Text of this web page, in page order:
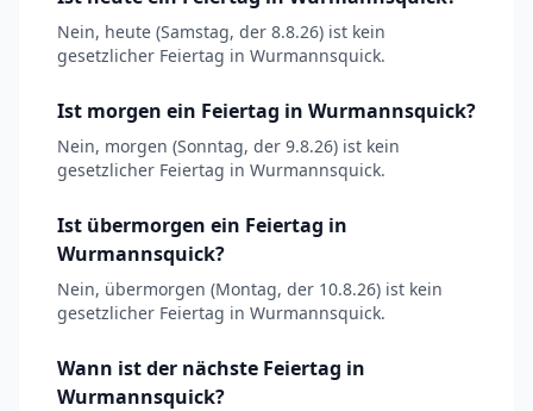
Nein, heute (Samstag, der 8.8.26) ist kein
gesetzlicher Feiertag in Wurmannsquick.
Ist morgen ein Feiertag in Wurmannsquick?
Nein, morgen (Sonntag, der 9.8.26) ist kein
gesetzlicher Feiertag in Wurmannsquick.
Ist übermorgen ein Feiertag in
Wurmannsquick?
Nein, übermorgen (Montag, der 10.8.26) ist kein
gesetzlicher Feiertag in Wurmannsquick.
Wann ist der nächste Feiertag in
Wurmannsquick?